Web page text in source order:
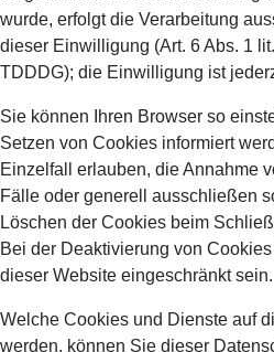
wurde, erfolgt die Verarbeitung
dieser Einwilligung (Art. 6 Abs. 1
TDDDG); die Einwilligung ist
Sie können Ihren Browser so
Setzen von Cookies informiert
Einzelfall erlauben, die Annahme
Fälle oder generell ausschließen
Löschen der Cookies beim
Bei der Deaktivierung von
dieser Website eingeschränkt sein.
Welche Cookies und Dienste auf
werden, können Sie dieser